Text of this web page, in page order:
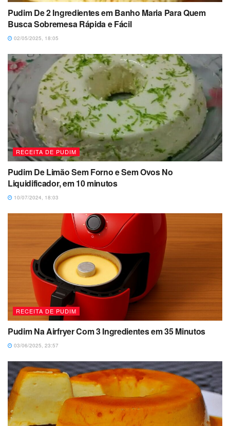
Pudim De 2 Ingredientes em Banho Maria Para Quem
Busca Sobremesa Rápida e Fácil
02/05/2025, 18:05
RECEITA DE PUDIM
Pudim De Limão Sem Forno e Sem Ovos No
Liquidificador, em 10 minutos
10/07/2024, 18:03
RECEITA DE PUDIM
Pudim Na Airfryer Com 3 Ingredientes em 35 Minutos
03/06/2025, 23:57